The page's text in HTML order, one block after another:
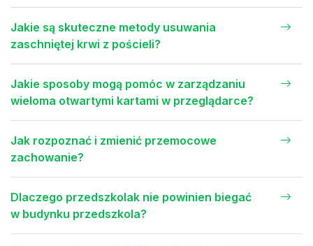
Jakie są skuteczne metody usuwania
zaschniętej krwi z pościeli?
Jakie sposoby mogą pomóc w zarządzaniu
wieloma otwartymi kartami w przeglądarce?
Jak rozpoznać i zmienić przemocowe
zachowanie?
Dlaczego przedszkolak nie powinien biegać
w budynku przedszkola?